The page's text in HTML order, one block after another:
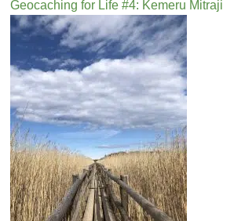
Geocaching for Life #4: Kemeru Mitraji